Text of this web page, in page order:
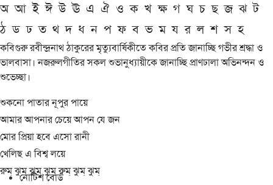
অ আ ই ঈ উ ঊ এ ঐ ও ক খ ক্ষ গ ঘ চ ছ জ ঝ ট
ঠ ড ঢ ত থ দ ধ ন প ফ ব ভ ম য র ল শ স হ
কবিগুরু রবীন্দ্রনাথ ঠাকুরের মৃত্যুবার্ষিকীতে কবির প্রতি জানাচ্ছি গভীর শ্রদ্ধা ও
ভালবাসা। নজরুলগীতির সকল শুভানুধ্যায়ীকে জানাচ্ছি প্রাণঢালা অভিনন্দন ও
শুভেচ্ছা।
শুকনো পাতার নূপুর পায়ে
আমার আপনার চেয়ে আপন যে জন
মোর প্রিয়া হবে এসো রানী
খেলিছ এ বিশ্ব লয়ে
রুম্ ঝুম্ ঝুম্ ঝুম্ রুম্ ঝুম্ ঝুম্
নোটিশ বোর্ড